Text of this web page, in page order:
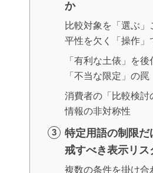
か
比較対象を「選ぶ」
平性を欠く「操作」
「有利な土俵」を
「不当な限定」の罠
消費者の「比較検討
情報の非対称性
特定用語の制限だ
戒すべき表示リス
複数の条件を掛け合